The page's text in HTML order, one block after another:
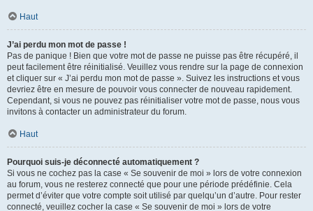
Haut
J’ai perdu mon mot de passe !
Pas de panique ! Bien que votre mot de passe ne puisse pas être récupéré, il
peut facilement être réinitialisé. Veuillez vous rendre sur la page de connexion
et cliquer sur « J’ai perdu mon mot de passe ». Suivez les instructions et vous
devriez être en mesure de pouvoir vous connecter de nouveau rapidement.
Cependant, si vous ne pouvez pas réinitialiser votre mot de passe, nous vous
invitons à contacter un administrateur du forum.
Haut
Pourquoi suis-je déconnecté automatiquement ?
Si vous ne cochez pas la case « Se souvenir de moi » lors de votre connexion
au forum, vous ne resterez connecté que pour une période prédéfinie. Cela
permet d’éviter que votre compte soit utilisé par quelqu’un d’autre. Pour rester
connecté, veuillez cocher la case « Se souvenir de moi » lors de votre